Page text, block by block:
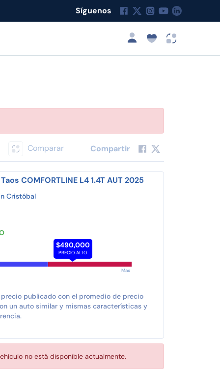
Síguenos
Comparar Compartir
COMFORTLINE L4 1.4T AUT 2025
Cristóbal
$490,000
PRECIO ALTO
Max
precio publicado con el promedio de precio
un auto similar y mismas características y
no está disponible actualmente.